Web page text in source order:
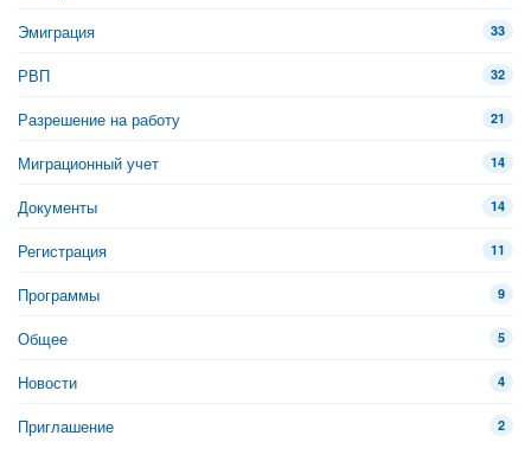
Эмиграция 33
РВП 32
Разрешение на работу 21
Миграционный учет 14
Документы 14
Регистрация 11
Программы 9
Общее 5
Новости 4
Приглашение 2